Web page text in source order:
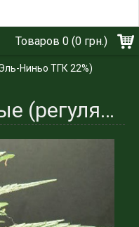
Товаров 0 (0 грн.)
Ниньо ТГК 22%)
Фотопериодичные (регулярные) сорта. El Nino (Эль Нино, Эль-Ниньо ТГК 22%)